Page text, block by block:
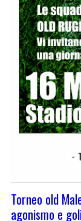
Torneo old
agonismo e